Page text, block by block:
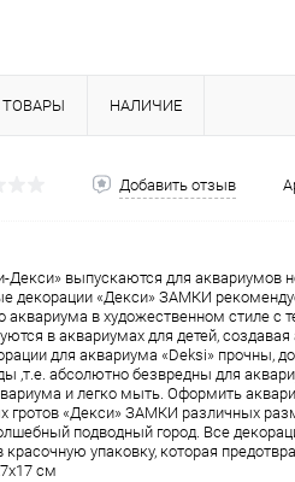
НАЛИЧИЕ
Добавить отзыв
Декси» выпускаются для аквариумов
декорации «Декси» ЗАМКИ
аквариума в художественном стиле с
в аквариумах для детей,
для аквариума «Deksi» прочны,
,т.е. абсолютно безвредны для
и легко мыть. Оформить
гротов «Декси» ЗАМКИ различных
подводный город. Все
упаковку, которая
см